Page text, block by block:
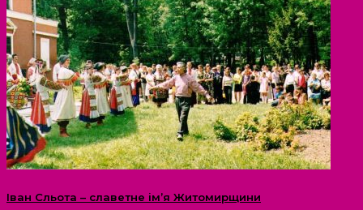
Іван Сльота – славетне ім’я Житомирщини